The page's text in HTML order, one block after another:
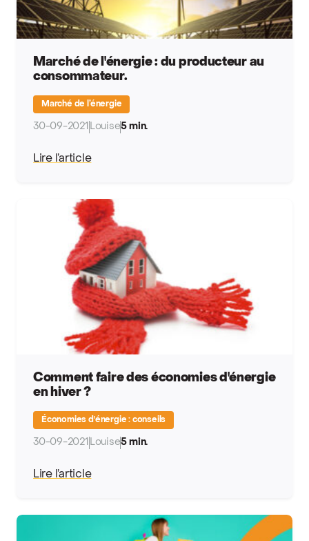
Marché de l'énergie : du producteur au
consommateur.
Marché de l’énergie
30-09-2021 Louise5 min.
Lire l’article
Comment faire des économies d'énergie
en hiver ?
Économies d'énergie : conseils
30-09-2021 Louise5 min.
Lire l’article